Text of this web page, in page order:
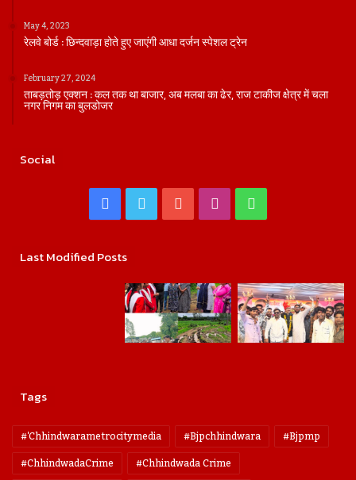
May 4, 2023
रेलवे बोर्ड : छिन्दवाड़ा होते हुए जाएंगी आधा दर्जन स्पेशल ट्रेन
February 27, 2024
ताबड़तोड़ एक्शन : कल तक था बाजार, अब मलबा का ढेर, राज टाकीज क्षेत्र में चला
नगर निगम का बुलडोजर
Social
Facebook
Twitter YouTubeInstagram
Last Modified Posts
Tags
#'chhindwarametrocitymedia #bjpchhindwara
#bjpmp
#ChhindwadaCrime
#Chhindwada Crime